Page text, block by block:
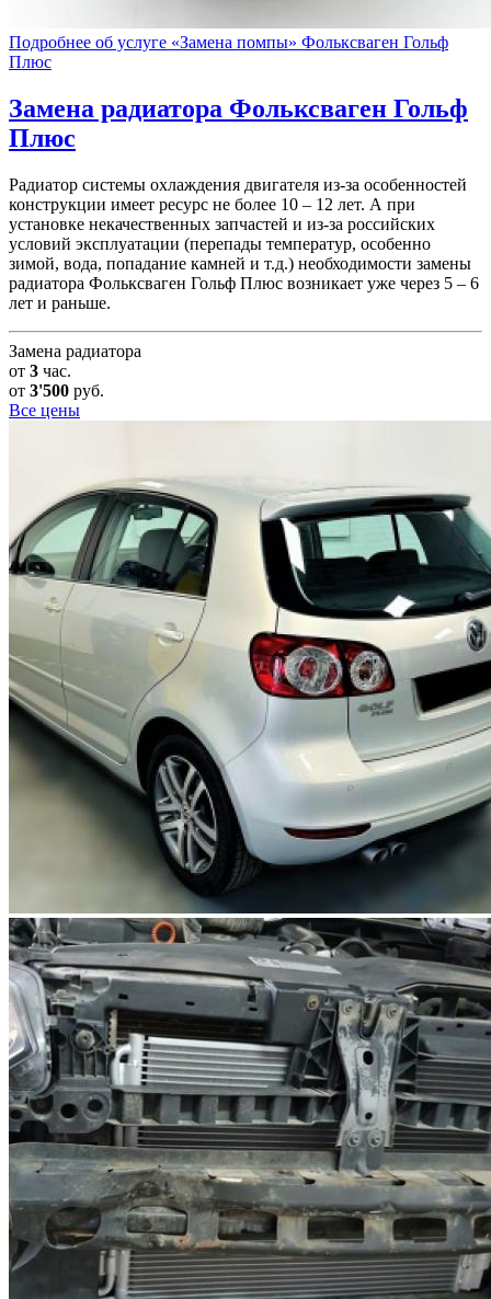
Подробнее об услуге «Замена помпы» Фольксваген Гольф
Плюс
Замена радиатора Фольксваген Гольф
Плюс
Радиатор системы охлаждения двигателя из-за особенностей
конструкции имеет ресурс не более 10 – 12 лет. А при
установке некачественных запчастей и из-за российских
условий эксплуатации (перепады температур, особенно
зимой, вода, попадание камней и т.д.) необходимости замены
радиатора Фольксваген Гольф Плюс возникает уже через 5 – 6
лет и раньше.
Замена радиатора
от 3 час.
от 3'500 руб.
Все цены